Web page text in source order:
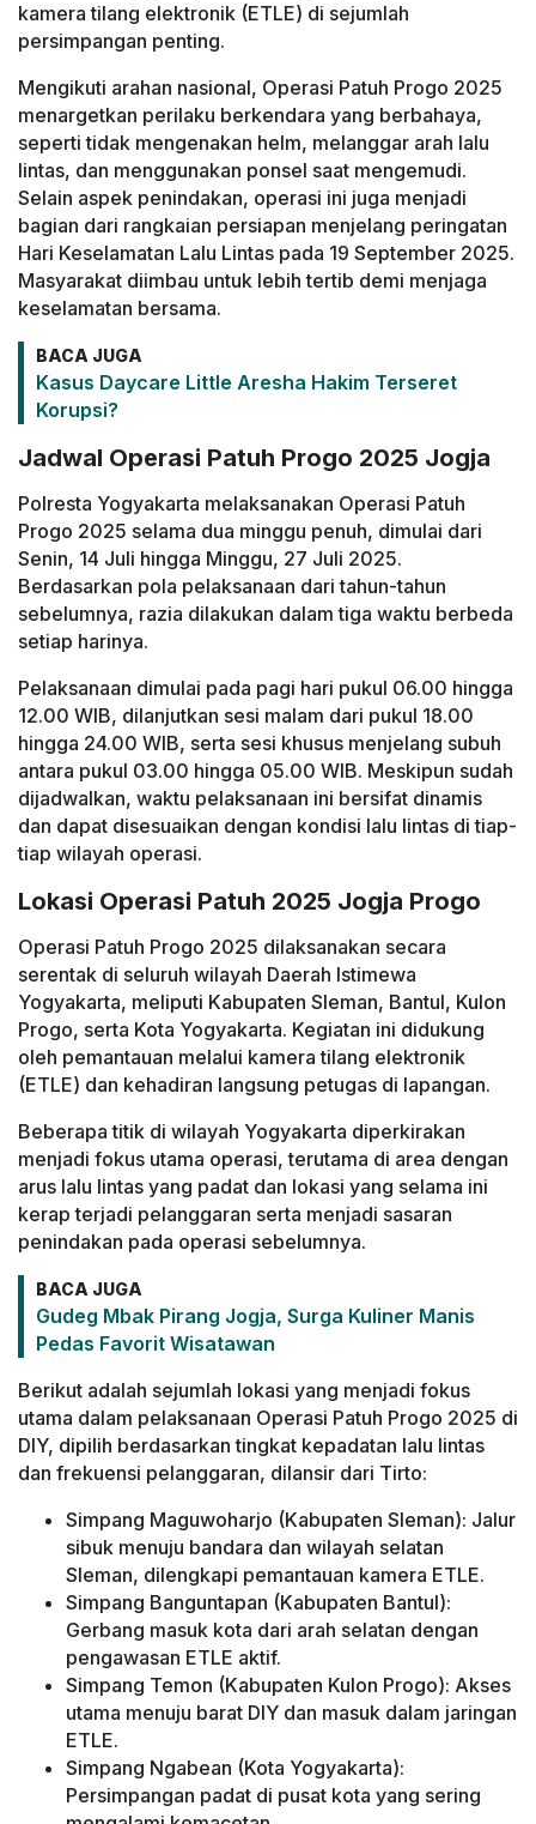
kamera tilang elektronik (ETLE) di sejumlah
persimpangan penting.
Mengikuti arahan nasional, Operasi Patuh Progo 2025
menargetkan perilaku berkendara yang berbahaya,
seperti tidak mengenakan helm, melanggar arah lalu
lintas, dan menggunakan ponsel saat mengemudi.
Selain aspek penindakan, operasi ini juga menjadi
bagian dari rangkaian persiapan menjelang peringatan
Hari Keselamatan Lalu Lintas pada 19 September 2025.
Masyarakat diimbau untuk lebih tertib demi menjaga
keselamatan bersama.
BACA JUGA
Kasus Daycare Little Aresha Hakim Terseret
Korupsi?
Jadwal Operasi Patuh Progo 2025 Jogja
Polresta Yogyakarta melaksanakan Operasi Patuh
Progo 2025 selama dua minggu penuh, dimulai dari
Senin, 14 Juli hingga Minggu, 27 Juli 2025.
Berdasarkan pola pelaksanaan dari tahun-tahun
sebelumnya, razia dilakukan dalam tiga waktu berbeda
setiap harinya.
Pelaksanaan dimulai pada pagi hari pukul 06.00 hingga
12.00 WIB, dilanjutkan sesi malam dari pukul 18.00
hingga 24.00 WIB, serta sesi khusus menjelang subuh
antara pukul 03.00 hingga 05.00 WIB. Meskipun sudah
dijadwalkan, waktu pelaksanaan ini bersifat dinamis
dan dapat disesuaikan dengan kondisi lalu lintas di tiap-
tiap wilayah operasi.
Lokasi Operasi Patuh 2025 Jogja Progo
Operasi Patuh Progo 2025 dilaksanakan secara
serentak di seluruh wilayah Daerah Istimewa
Yogyakarta, meliputi Kabupaten Sleman, Bantul, Kulon
Progo, serta Kota Yogyakarta. Kegiatan ini didukung
oleh pemantauan melalui kamera tilang elektronik
(ETLE) dan kehadiran langsung petugas di lapangan.
Beberapa titik di wilayah Yogyakarta diperkirakan
menjadi fokus utama operasi, terutama di area dengan
arus lalu lintas yang padat dan lokasi yang selama ini
kerap terjadi pelanggaran serta menjadi sasaran
penindakan pada operasi sebelumnya.
BACA JUGA
Gudeg Mbak Pirang Jogja, Surga Kuliner Manis
Pedas Favorit Wisatawan
Berikut adalah sejumlah lokasi yang menjadi fokus
utama dalam pelaksanaan Operasi Patuh Progo 2025 di
DIY, dipilih berdasarkan tingkat kepadatan lalu lintas
dan frekuensi pelanggaran, dilansir dari Tirto:
Simpang Maguwoharjo (Kabupaten Sleman): Jalur
sibuk menuju bandara dan wilayah selatan
Sleman, dilengkapi pemantauan kamera ETLE.
Simpang Banguntapan (Kabupaten Bantul):
Gerbang masuk kota dari arah selatan dengan
pengawasan ETLE aktif.
Simpang Temon (Kabupaten Kulon Progo): Akses
utama menuju barat DIY dan masuk dalam jaringan
ETLE.
Simpang Ngabean (Kota Yogyakarta):
Persimpangan padat di pusat kota yang sering